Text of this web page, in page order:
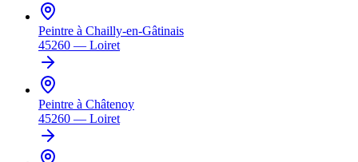
Peintre à Chailly-en-Gâtinais
45260 — Loiret
Peintre à Châtenoy
45260 — Loiret